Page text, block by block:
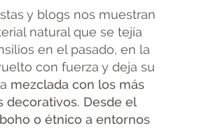
y blogs nos muestran
natural que se tejía
en el pasado, en la
con fuerza y deja su
mezclada con los más
decorativos. Desde el
o étnico a entornos